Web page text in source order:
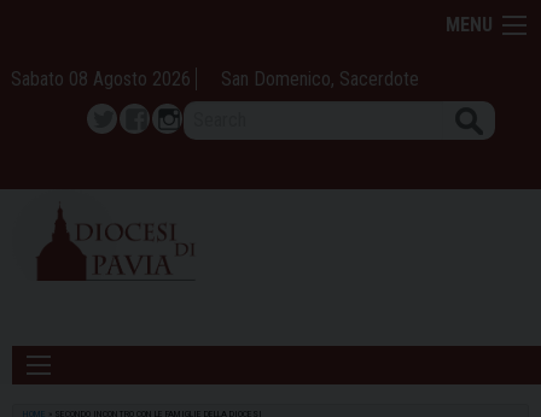
content
MENU
Sabato 08 Agosto 2026 San Domenico, Sacerdote
TwitterFacebook
Instagram
HOME SECONDO INCONTRO CON LE FAMIGLIE DELLA DIOCESI